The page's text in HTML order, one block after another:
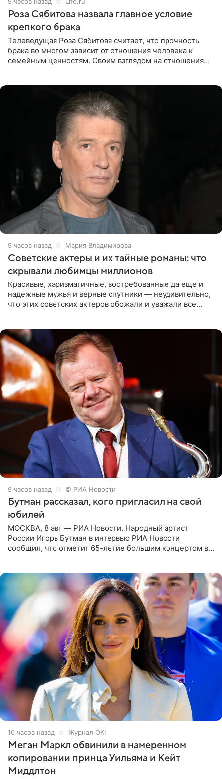
9 часов назад Life.ru
Роза Сябитова назвала главное условие
крепкого брака
Телеведущая Роза Сябитова считает, что прочность
брака во многом зависит от отношения человека к
семейным ценностям. Своим взглядом на отношения
9 часов назад Мария Владимирова
Советские актеры и их тайные романы: что
скрывали любимцы миллионов
Красивые, харизматичные, востребованные да еще и
надежные мужья и верные спутники — неудивительно,
что этих советских актеров обожали и уважали все
9 часов назад © РИА Новости
Бутман рассказал, кого пригласил на свой
юбилей
МОСКВА, 8 авг — РИА Новости. Народный артист
России Игорь Бутман в интервью РИА Новости
сообщил, что отметит 65-летие большим концертом в
10 часов назад Журнал OK!
Меган Маркл обвинили в намеренном
копировании принца Уильяма и Кейт
Миддлтон